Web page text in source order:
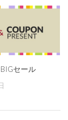
セール